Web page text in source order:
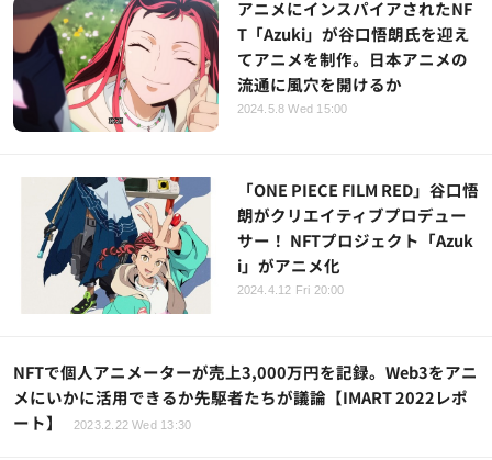
アニメにインスパイアされたNF
T「Azuki」が谷口悟朗氏を迎え
てアニメを制作。日本アニメの
流通に風穴を開けるか
2024.5.8 Wed 15:00
「ONE PIECE FILM RED」谷口悟
朗がクリエイティブプロデュー
サー！ NFTプロジェクト「Azuk
i」がアニメ化
2024.4.12 Fri 20:00
NFTで個人アニメーターが売上3,000万円を記録。Web3をアニ
メにいかに活用できるか先駆者たちが議論【IMART 2022レポ
ート】
2023.2.22 Wed 13:30